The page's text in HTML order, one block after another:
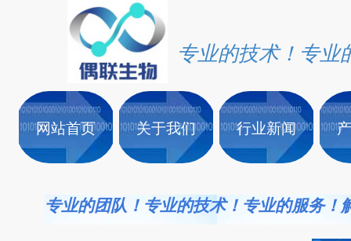
专业的技术！专业
网站首页 关于我们 行业新闻
专业的团队！专业的技术！专业的服务